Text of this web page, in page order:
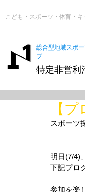
こども・スポーツ・体育・
総合型地域スポ
ブ
特定非営利
【
スポーツ
明日(7/4)
下記プロ
参加を楽